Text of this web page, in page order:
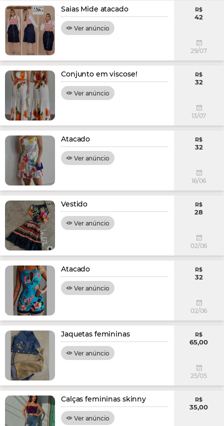
Saias Mide atacado
Ver anúncio
R$
42
29/07
Conjunto em viscose!
Ver anúncio
R$
32
13/07
Atacado
Ver anúncio
R$
32
16/06
Vestido
Ver anúncio
R$
28
02/06
Atacado
Ver anúncio
R$
32
02/06
Jaquetas femininas
Ver anúncio
R$
65,00
25/05
Calças femininas skinny
Ver anúncio
R$
35,00